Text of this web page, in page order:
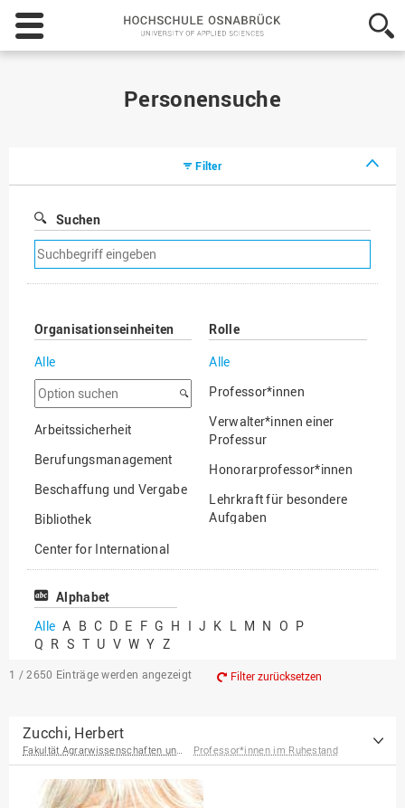
Hochschule
Osnabrück
-
Personensuche
Filter
Suchen
Suchfilter
entfernen
Organisationseinheiten
Alle
Option
suchen
Arbeitssicherheit
Berufungsmanagement
Beschaffung und Vergabe
Bibliothek
Center for International
Mobility
Center for International
Chancengerechtigkeit
eLearning Competence
EU-Büro
Fakultät
Agrarwissenschaften und
Landschaftsarchitektur
Rolle
Alle
Professor*innen
Verwalter*innen einer
Professur
Honorarprofessor*innen
Lehrkraft für besondere
Aufgaben
Professor*innen im
Alphabet
Alle A B C D E F G H I J K L M N O P
Q R S T U V W Y Z
1 / 2650 Einträge werden angezeigt Filter zurücksetzen
Zucchi, Herbert
Professor*innen im Ruhestand